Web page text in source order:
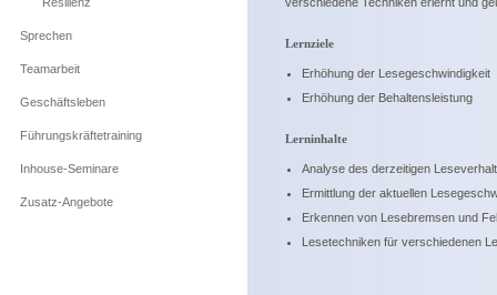
Sprechen
Teamarbeit
Geschäftsleben
Führungskräftetraining
Inhouse-Seminare
Zusatz-Angebote
Lernziele
Erhöhung der Lesegeschwindigkeit
Erhöhung der Behaltensleistung
Lerninhalte
Analyse des derzeitigen
Ermittlung der aktuellen
Erkennen von Lesebremsen und
Lesetechniken für verschiedenen